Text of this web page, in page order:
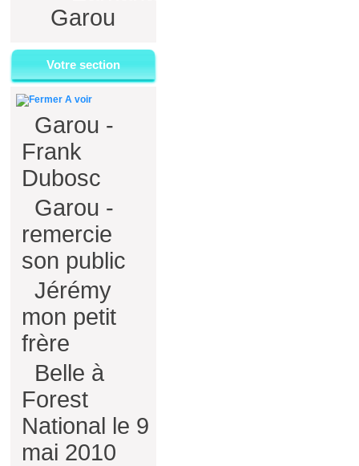
Garou
Votre section
A voir
Garou -
Frank
Dubosc
Garou -
remercie
son public
Jérémy
mon petit
frère
Belle à
Forest
National le 9
mai 2010